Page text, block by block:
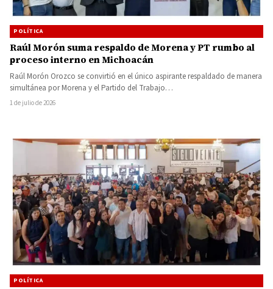
POLÍTICA
Raúl Morón suma respaldo de Morena y PT rumbo al
proceso interno en Michoacán
Raúl Morón Orozco se convirtió en el único aspirante respaldado de manera
simultánea por Morena y el Partido del Trabajo…
1 de julio de 2026
POLÍTICA